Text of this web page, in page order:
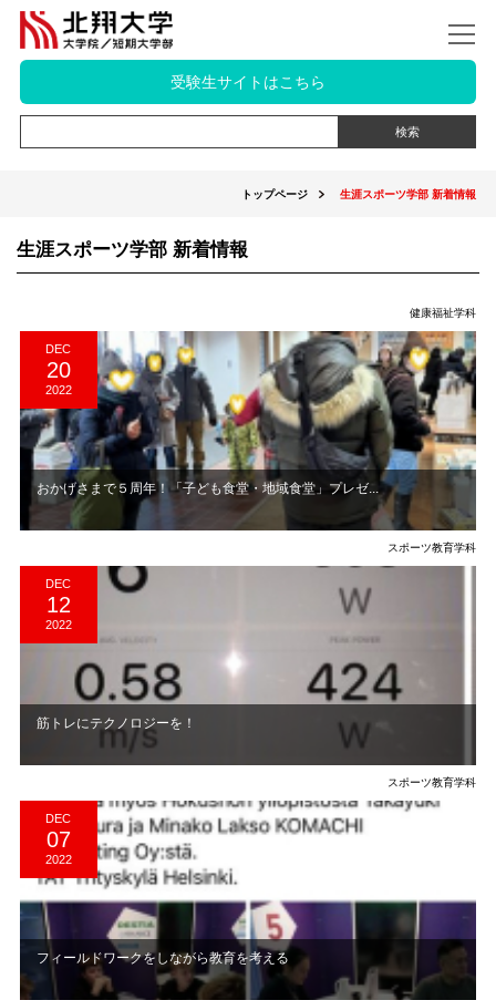
受験生サイトはこちら
トップページ 生涯スポーツ学部 新着情報
生涯スポーツ学部 新着情報
健康福祉学科
DEC
20
2022
おかげさまで５周年！「子ども食堂・地域食堂」プレゼ...
スポーツ教育学科
DEC
12
2022
筋トレにテクノロジーを！
スポーツ教育学科
DEC
07
2022
フィールドワークをしながら教育を考える